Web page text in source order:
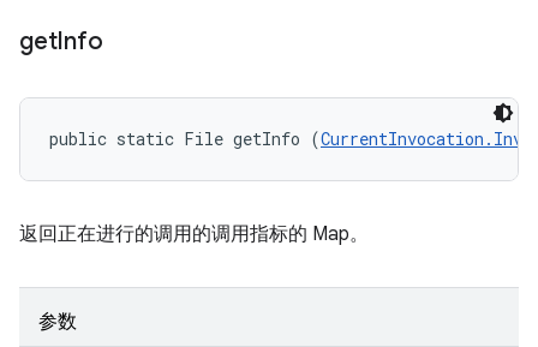
getInfo
public static File getInfo (
返回正在进行的调用的调用指标的 Map。
参数